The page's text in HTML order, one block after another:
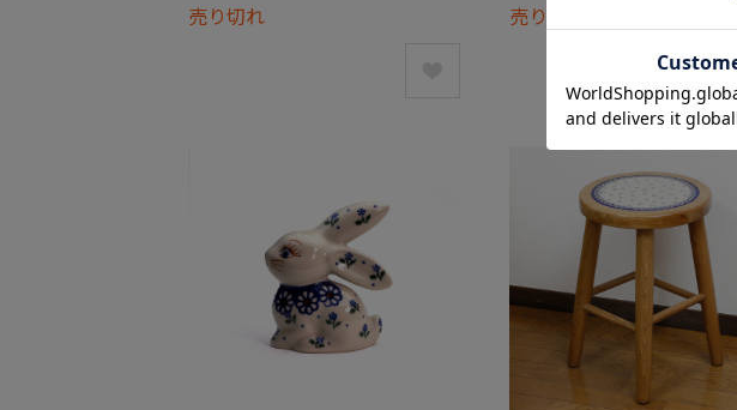
売り切れ
売り切れ